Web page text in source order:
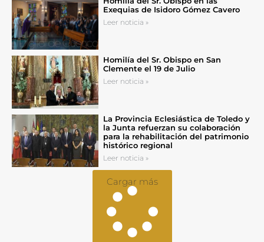
Exequias de Isidoro Gómez Cavero
Leer noticia »
Homilía del Sr. Obispo en San
Clemente el 19 de Julio
Leer noticia »
La Provincia Eclesiástica de Toledo y
la Junta refuerzan su colaboración
para la rehabilitación del patrimonio
histórico regional
Leer noticia »
Cargar más